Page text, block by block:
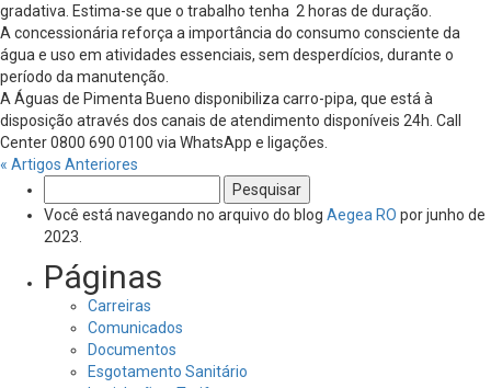
gradativa. Estima-se que o trabalho tenha 2 horas de duração.
A concessionária reforça a importância do consumo consciente da
água e uso em atividades essenciais, sem desperdícios, durante o
período da manutenção.
A Águas de Pimenta Bueno disponibiliza carro-pipa, que está à
disposição através dos canais de atendimento disponíveis 24h. Call
Center 0800 690 0100 via WhatsApp e ligações.
« Artigos Anteriores
por:
Você está navegando no arquivo do blog Aegea RO por junho de
2023.
Páginas
Carreiras
Comunicados
Documentos
Esgotamento Sanitário